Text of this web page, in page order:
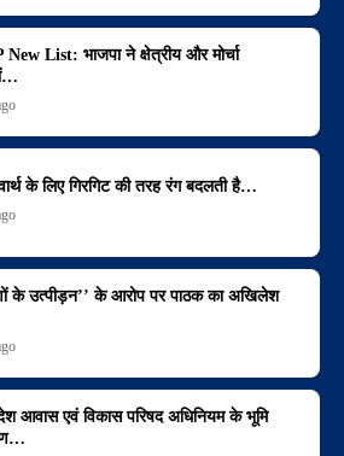
List: भाजपा ने क्षेत्रीय और मोर्चा
के लिए गिरगिट की तरह रंग बदलती है…
के उत्पीड़न’’ के आरोप पर पाठक का अखिलेश
आवास एवं विकास परिषद अधिनियम के भूमि